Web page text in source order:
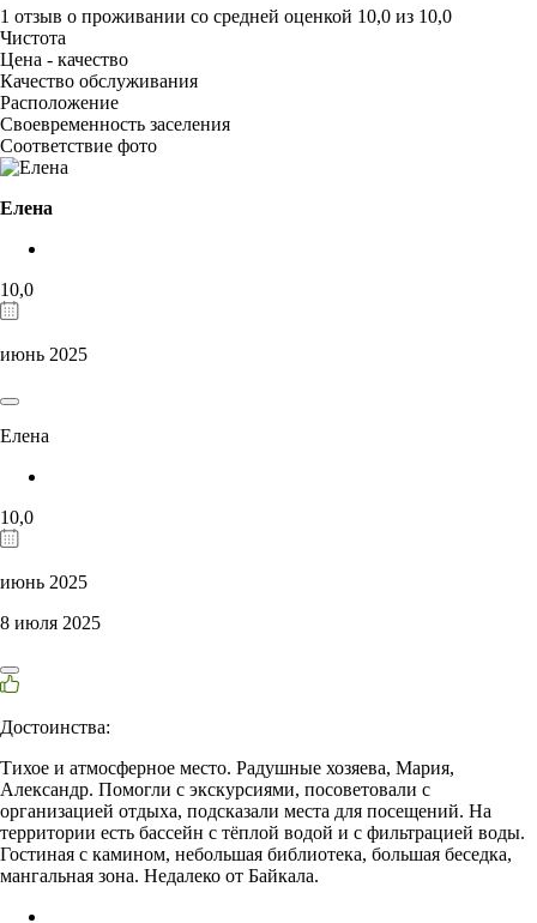
1 отзыв о проживании со средней оценкой 10,0 из 10,0
Чистота
Цена - качество
Качество обслуживания
Расположение
Своевременность заселения
Соответствие фото
Елена
10,0
июнь 2025
Елена
10,0
июнь 2025
8 июля 2025
Достоинства:
Тихое и атмосферное место. Радушные хозяева, Мария,
Александр. Помогли с экскурсиями, посоветовали с
организацией отдыха, подсказали места для посещений. На
территории есть бассейн с тёплой водой и с фильтрацией воды.
Гостиная с камином, небольшая библиотека, большая беседка,
мангальная зона. Недалеко от Байкала.